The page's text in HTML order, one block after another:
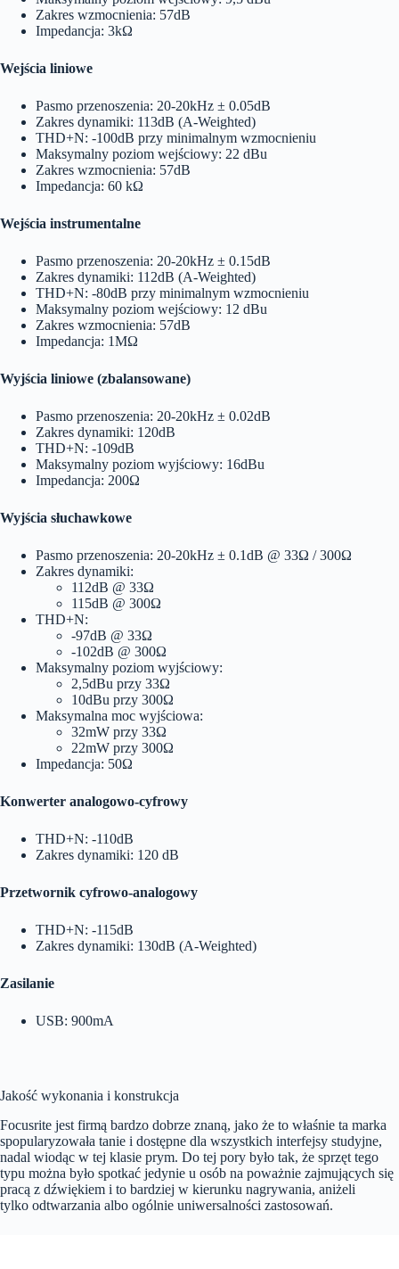
Zakres wzmocnienia: 57dB
Impedancja: 3kΩ
Wejścia liniowe
Pasmo przenoszenia: 20-20kHz ± 0.05dB
Zakres dynamiki: 113dB (A-Weighted)
THD+N: -100dB przy minimalnym wzmocnieniu
Maksymalny poziom wejściowy: 22 dBu
Zakres wzmocnienia: 57dB
Impedancja: 60 kΩ
Wejścia instrumentalne
Pasmo przenoszenia: 20-20kHz ± 0.15dB
Zakres dynamiki: 112dB (A-Weighted)
THD+N: -80dB przy minimalnym wzmocnieniu
Maksymalny poziom wejściowy: 12 dBu
Zakres wzmocnienia: 57dB
Impedancja: 1MΩ
Wyjścia liniowe (zbalansowane)
Pasmo przenoszenia: 20-20kHz ± 0.02dB
Zakres dynamiki: 120dB
THD+N: -109dB
Maksymalny poziom wyjściowy: 16dBu
Impedancja: 200Ω
Wyjścia słuchawkowe
Pasmo przenoszenia: 20-20kHz ± 0.1dB @ 33Ω / 300Ω
Zakres dynamiki:
112dB @ 33Ω
115dB @ 300Ω
THD+N:
-97dB @ 33Ω
-102dB @ 300Ω
Maksymalny poziom wyjściowy:
2,5dBu przy 33Ω
10dBu przy 300Ω
Maksymalna moc wyjściowa:
32mW przy 33Ω
22mW przy 300Ω
Impedancja: 50Ω
Konwerter analogowo-cyfrowy
THD+N: -110dB
Zakres dynamiki: 120 dB
Przetwornik cyfrowo-analogowy
THD+N: -115dB
Zakres dynamiki: 130dB (A-Weighted)
Zasilanie
USB: 900mA
Jakość wykonania i konstrukcja
Focusrite jest firmą bardzo dobrze znaną, jako że to właśnie ta marka
spopularyzowała tanie i dostępne dla wszystkich interfejsy studyjne,
nadal wiodąc w tej klasie prym. Do tej pory było tak, że sprzęt tego
typu można było spotkać jedynie u osób na poważnie zajmujących się
pracą z dźwiękiem i to bardziej w kierunku nagrywania, aniżeli
tylko odtwarzania albo ogólnie uniwersalności zastosowań.